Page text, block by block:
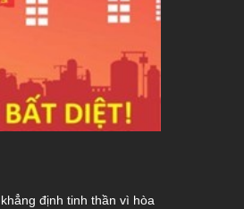
định tinh thần vì hòa